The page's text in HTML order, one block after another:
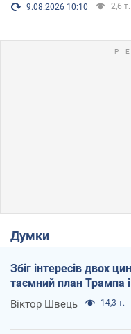
9.08.2026 10:10 2,6 т.
Думки
Збіг інтересів двох
таємний план Трампа і
Віктор Швець 14,3 т.